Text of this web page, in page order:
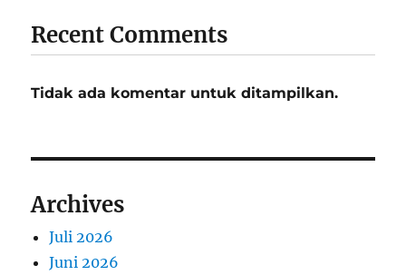
Recent Comments
Tidak ada komentar untuk ditampilkan.
Archives
Juli 2026
Juni 2026